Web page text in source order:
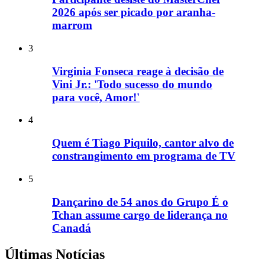
2026 após ser picado por aranha-
marrom
3
Virginia Fonseca reage à decisão de
Vini Jr.: 'Todo sucesso do mundo
para você, Amor!'
4
Quem é Tiago Piquilo, cantor alvo de
constrangimento em programa de TV
5
Dançarino de 54 anos do Grupo É o
Tchan assume cargo de liderança no
Canadá
Últimas Notícias